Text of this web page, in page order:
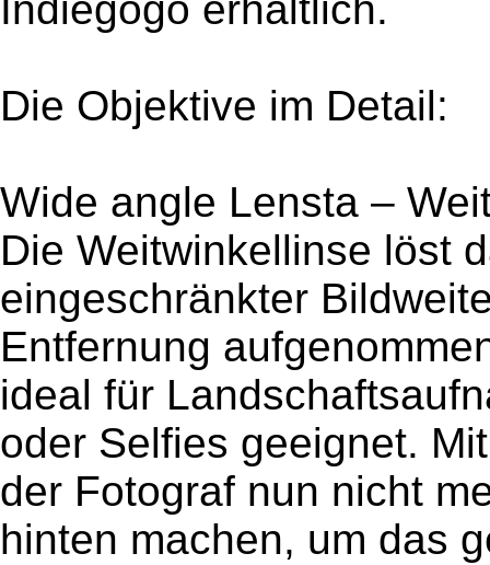
Indiegogo erhältlich.
Die Objektive im Detail:
Wide angle Lensta –
Die Weitwinkellinse löst
eingeschränkter
Entfernung
ideal für
oder Selfies geeignet.
der Fotograf nun nicht
hinten machen, um das